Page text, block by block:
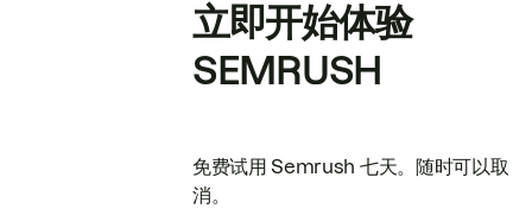
立即开始体验
SEMRUSH
免费试用 Semrush 七天。随时可以取
消。